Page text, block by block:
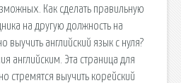
Как сделать правильную
на другую должность на
выучить английский язык с нуля?
английским. Эта страница для
стремятся выучить корейский